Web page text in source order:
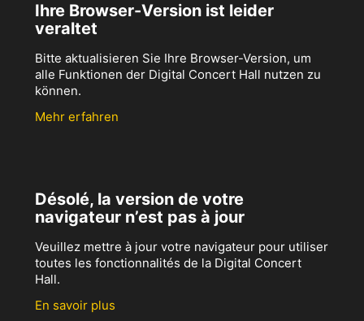
Ihre Browser-Version ist leider
veraltet
Bitte aktualisieren Sie Ihre Browser-Version, um
alle Funktionen der Digital Concert Hall nutzen zu
können.
Mehr erfahren
Désolé, la version de votre
navigateur n’est pas à jour
Veuillez mettre à jour votre navigateur pour utiliser
toutes les fonctionnalités de la Digital Concert
Hall.
En savoir plus